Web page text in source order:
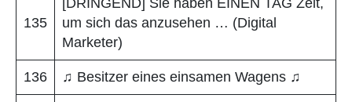
135
um sich das anzusehen … (Digital
Marketer)
136 ♫ Besitzer eines einsamen Wagens ♫